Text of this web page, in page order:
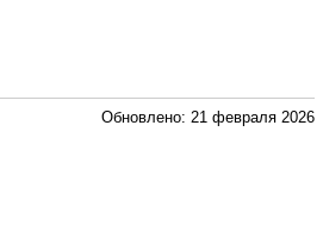
Обновлено: 21 февраля 2026